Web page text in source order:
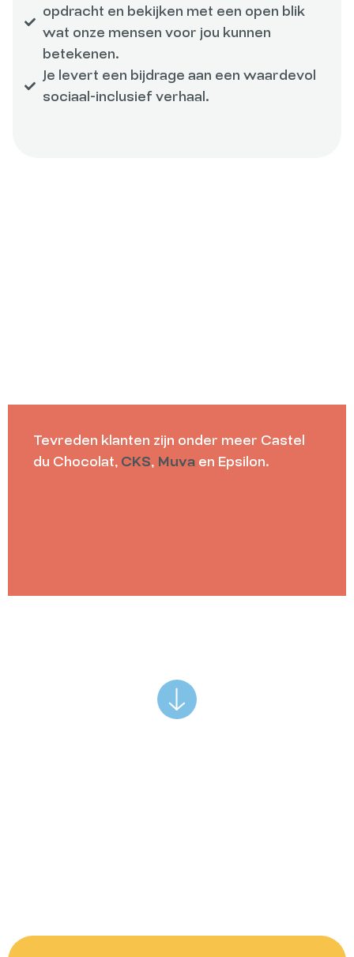
opdracht en bekijken met een open blik
wat onze mensen voor jou kunnen
betekenen.
Je levert een bijdrage aan een waardevol
sociaal-inclusief verhaal.
Tevreden klanten zijn onder meer Castel
du Chocolat, CKS, Muva en Epsilon.